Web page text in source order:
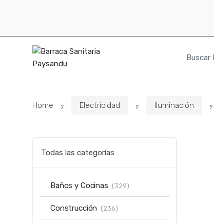
para:
Home Electricidad Iluminación
Todas las categorías
Baños y Cocinas (329)
Construcción (236)